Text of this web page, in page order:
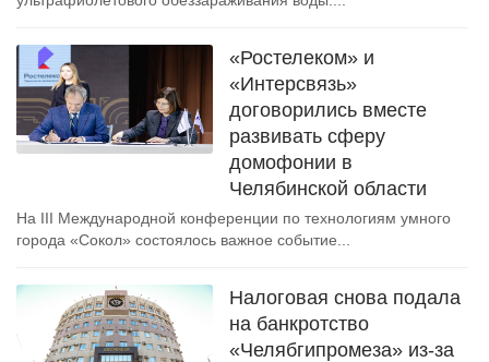
«Ростелеком» и
«Интерсвязь»
договорились вместе
развивать сферу
домофонии в
Челябинской области
На III Международной конференции по технологиям умного
города «Сокол» состоялось важное событие...
Налоговая снова подала
на банкротство
«Челябгипромеза» из-за